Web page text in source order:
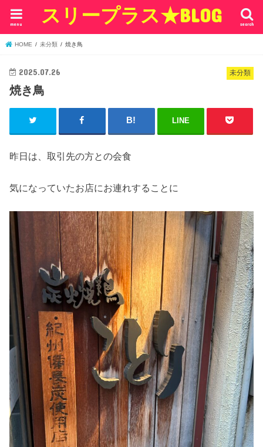
スリープラス★BLOG search
menu
HOME 未分類 焼き鳥
未分類
2025.07.26
焼き鳥
LINE
昨日は、取引先の方との会食
気になっていたお店にお連れすることに